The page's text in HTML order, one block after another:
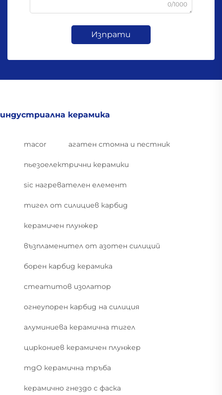
0/1000
Изпрати
индустриална керамика
macor агатен стомна и пестник
пьезоелектрични керамики
sic нагревателен елемент
тигел от силициев карбид
керамичен плунжер
възпламенител от азотен силиций
борен карбид керамика
стеатитов изолатор
огнеупорен карбид на силиция
алуминиева керамична тигел
циркониев керамичен плунжер
mgO керамична тръба
керамично гнездо с фаска